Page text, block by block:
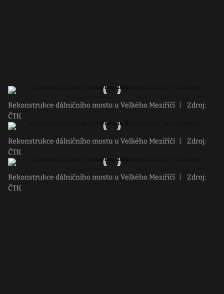
Rekonstrukce dálničního mostu u Velkého Meziříčí
Zdroj:
ČTK
Rekonstrukce dálničního mostu u Velkého Meziříčí
Zdroj:
ČTK
Rekonstrukce dálničního mostu u Velkého Meziříčí
Zdroj:
ČTK